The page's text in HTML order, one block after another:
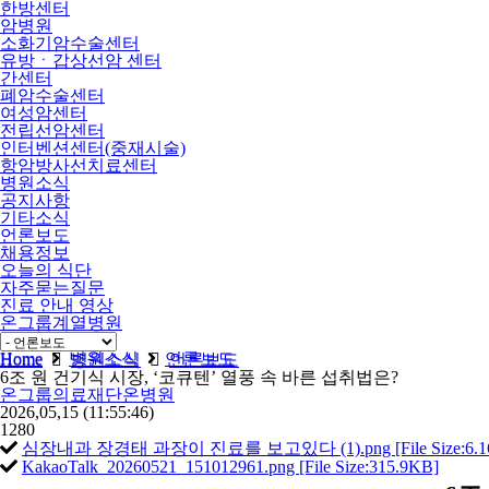
한방센터
암병원
소화기암수술센터
유방ㆍ갑상선암 센터
간센터
폐암수술센터
여성암센터
전립선암센터
인터벤션센터(중재시술)
항암방사선치료센터
병원소식
공지사항
기타소식
언론보도
채용정보
오늘의 식단
자주묻는질문
진료 안내 영상
온그룹계열병원
비급여
Home
병원소식 언론보도
Home 병원소식
언론보도
6조 원 건기식 시장, ‘코큐텐’ 열풍 속 바른 섭취법은?
온그룹의료재단온병원
2026,05,15 (11:55:46)
1280
심장내과 장경태 과장이 진료를 보고있다 (1).png [File
KakaoTalk_20260521_151012961.png [File Size:315.9KB]